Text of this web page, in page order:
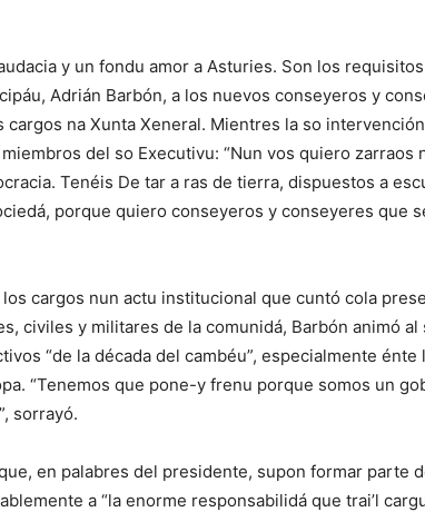
y un fondu amor a Asturies. Son los
Adrián Barbón, a los nuevos conseyeros y
cargos na Xunta Xeneral. Mientres la so
del so Executivu: “Nun vos quiero zarraos
Tenéis De tar a ras de tierra, dispuestos a
porque quiero conseyeros y conseyeres que
cargos nun actu institucional que cuntó cola
civiles y militares de la comunidá, Barbón animó
“de la década del cambéu”, especialmente énte
“Tenemos que pone-y frenu porque somos un
sorrayó.
en palabres del presidente, supon formar parte
a “la enorme responsabilidá que trai’l